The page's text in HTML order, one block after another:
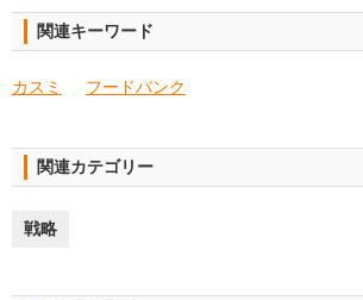
関連キーワード
カスミ フードバンク
関連カテゴリー
戦略